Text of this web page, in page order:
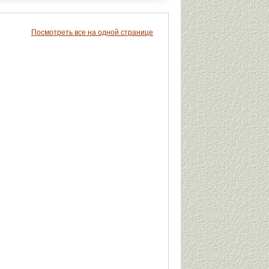
Посмотреть все на одной странице